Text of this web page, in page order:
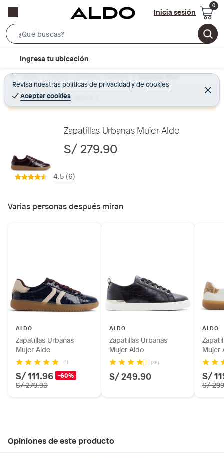
Inicia sesión
e
r
c
B
r
c
t
n
Ingresa tu ubicación
Revisa nuestras políticas de privacidadyde cookies
Aceptar cookies
C
e
r
Home Calzado y zapatillas - Zapatillas Zapatillas Mujer
Producto sin stock :(
Zapatillas Urbanas Mujer Aldo
S/ 279.90
4.5 (6)
Varias personas después miran
ALDO
Zapatillas Urbanas
Mujer Aldo
(1)
S/ 111.96 -60%
S/ 279.90
ALDO
Zapatillas Urbanas
Mujer Aldo
(86)
S/ 249.90
ALDO
Mujer
S/
S/
Opiniones de este producto